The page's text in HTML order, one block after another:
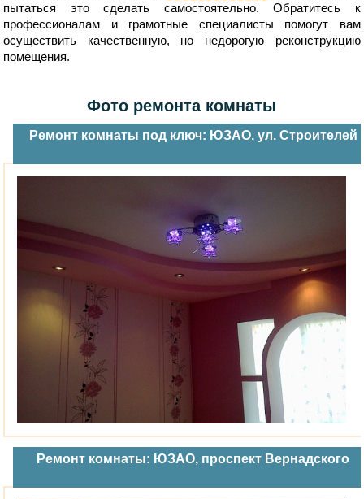
пытаться это сделать самостоятельно. Обратитесь к
профессионалам и грамотные специалисты помогут вам
осуществить качественную, но недорогую реконструкцию
помещения.
Фото ремонта комнаты
Ремонт комнаты под ключ: ЮЗАО, ул. Строителей
Ремонт комнаты: ЮЗАО, проспект Вернадского